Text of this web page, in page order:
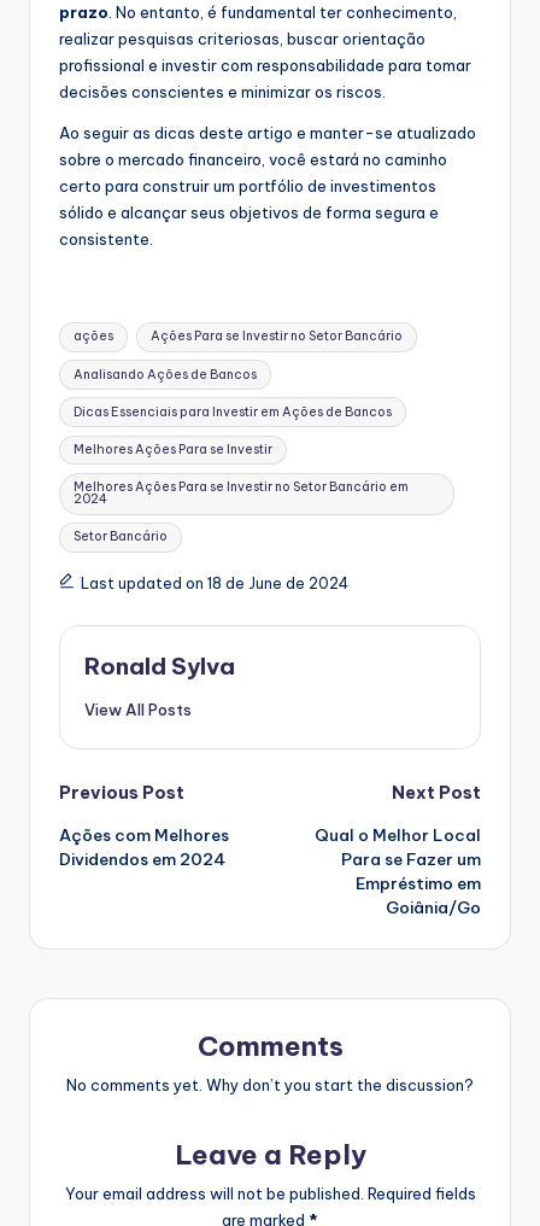
prazo . No entanto, é fundamental ter conhecimento,
realizar pesquisas criteriosas, buscar orientação
profissional e investir com responsabilidade para tomar
decisões conscientes e minimizar os riscos.
Ao seguir as dicas deste artigo e manter-se atualizado
sobre o mercado financeiro, você estará no caminho
certo para construir um portfólio de investimentos
sólido e alcançar seus objetivos de forma segura e
consistente.
Tags:
ações Ações Para se Investir no Setor Bancário
Analisando Ações de Bancos
Dicas Essenciais para Investir em Ações de Bancos
Melhores Ações Para se Investir
Melhores Ações Para se Investir no Setor Bancário em
2024
Setor Bancário
Last updated on 18 de June de 2024
Ronald Sylva
View All Posts
Post
navigation
Previous Post
Ações com Melhores
Dividendos em 2024
Next Post
Qual o Melhor Local
Para se Fazer um
Empréstimo em
Goiânia/Go
Comments
No comments yet. Why don’t you start the discussion?
Leave a Reply
Your email address will not be published. Required fields
are marked *